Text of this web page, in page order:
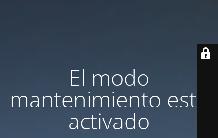
El modo
mantenimiento está
activado